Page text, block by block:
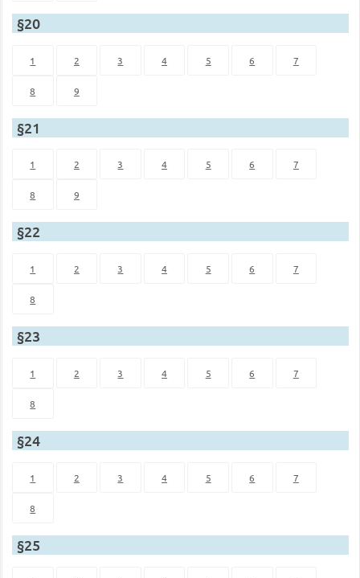
§20
1 2 3 4 5 6 7
8 9
§21
1 2 3 4 5 6 7
8 9
§22
1 2 3 4 5 6 7
8
§23
1 2 3 4 5 6 7
8
§24
1 2 3 4 5 6 7
8
§25